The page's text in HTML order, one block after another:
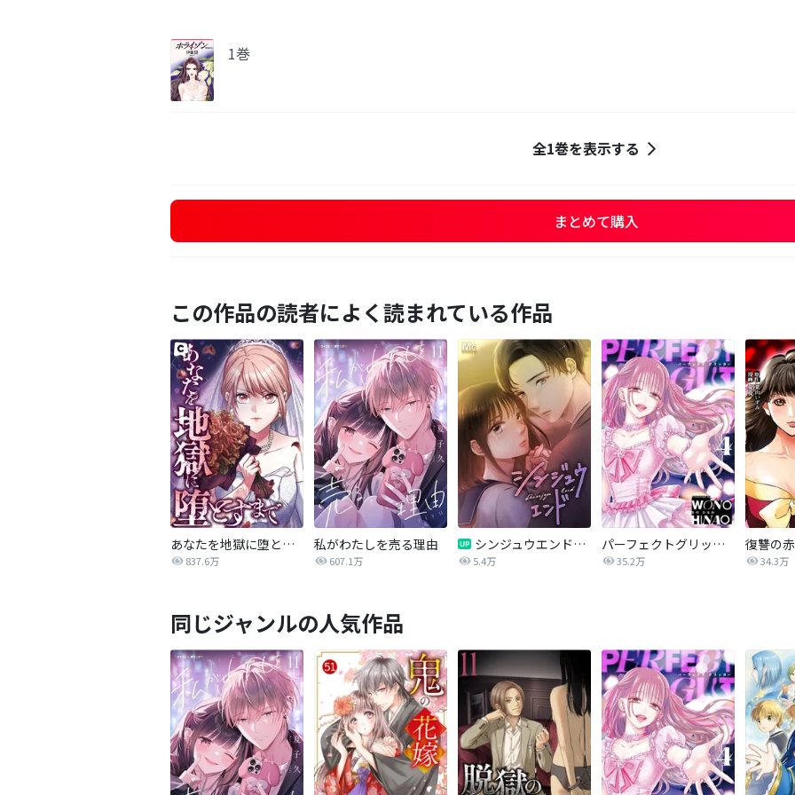
1巻
全1巻を表示する
まとめて購入
この作品の読者によく読まれている作品
あなたを地獄に堕とすまで
837.6万
私がわたしを売る理由
607.1万
シンジュウエンド【タテヨミ】
5.4万
パーフェクトグリッター
35.2万 34.3万
同じジャンルの人気作品